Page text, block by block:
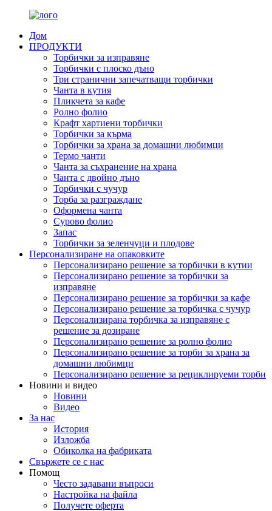
Дом
ПРОДУКТИ
Торбички за изправяне
Торбички с плоско дъно
Три странични запечатващи торбички
Чанта в кутия
Пликчета за кафе
Ролно фолио
Крафт хартиени торбички
Торбички за кърма
Торбички за храна за домашни любимци
Термо чанти
Чанта за съхранение на храна
Чанта с двойно дъно
Торбички с чучур
Торба за разграждане
Оформена чанта
Сурово фолио
Запас
Торбички за зеленчуци и плодове
Персонализиране на опаковките
Персонализирано решение за торбички в кутии
Персонализирано решение за торбички за
изправяне
Персонализирано решение за торбички за кафе
Персонализирано решение за торбичка с чучур
Персонализирана торбичка за изправяне с
решение за дозиране
Персонализирано решение за ролно фолио
Персонализирано решение за торби за храна за
домашни любимци
Персонализирано решение за рециклируеми торби
Новини и видео
Новини
Видео
За нас
История
Изложба
Обиколка на фабриката
Свържете се с нас
Помощ
Често задавани въпроси
Настройка на файла
Получете оферта